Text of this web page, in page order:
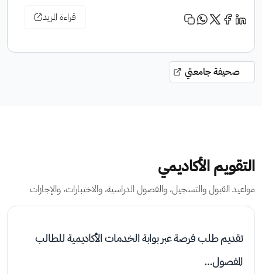
قراءة المزيد
صحيفة جامعتي
التقويم الأكاديمي
مواعيد القبول والتسجيل، والفصول الدراسية، والاختبارات، والإجازات
تقديم طلب فرصة عبر بوابة الخدمات الأكاديمية للطالب
المفصول…